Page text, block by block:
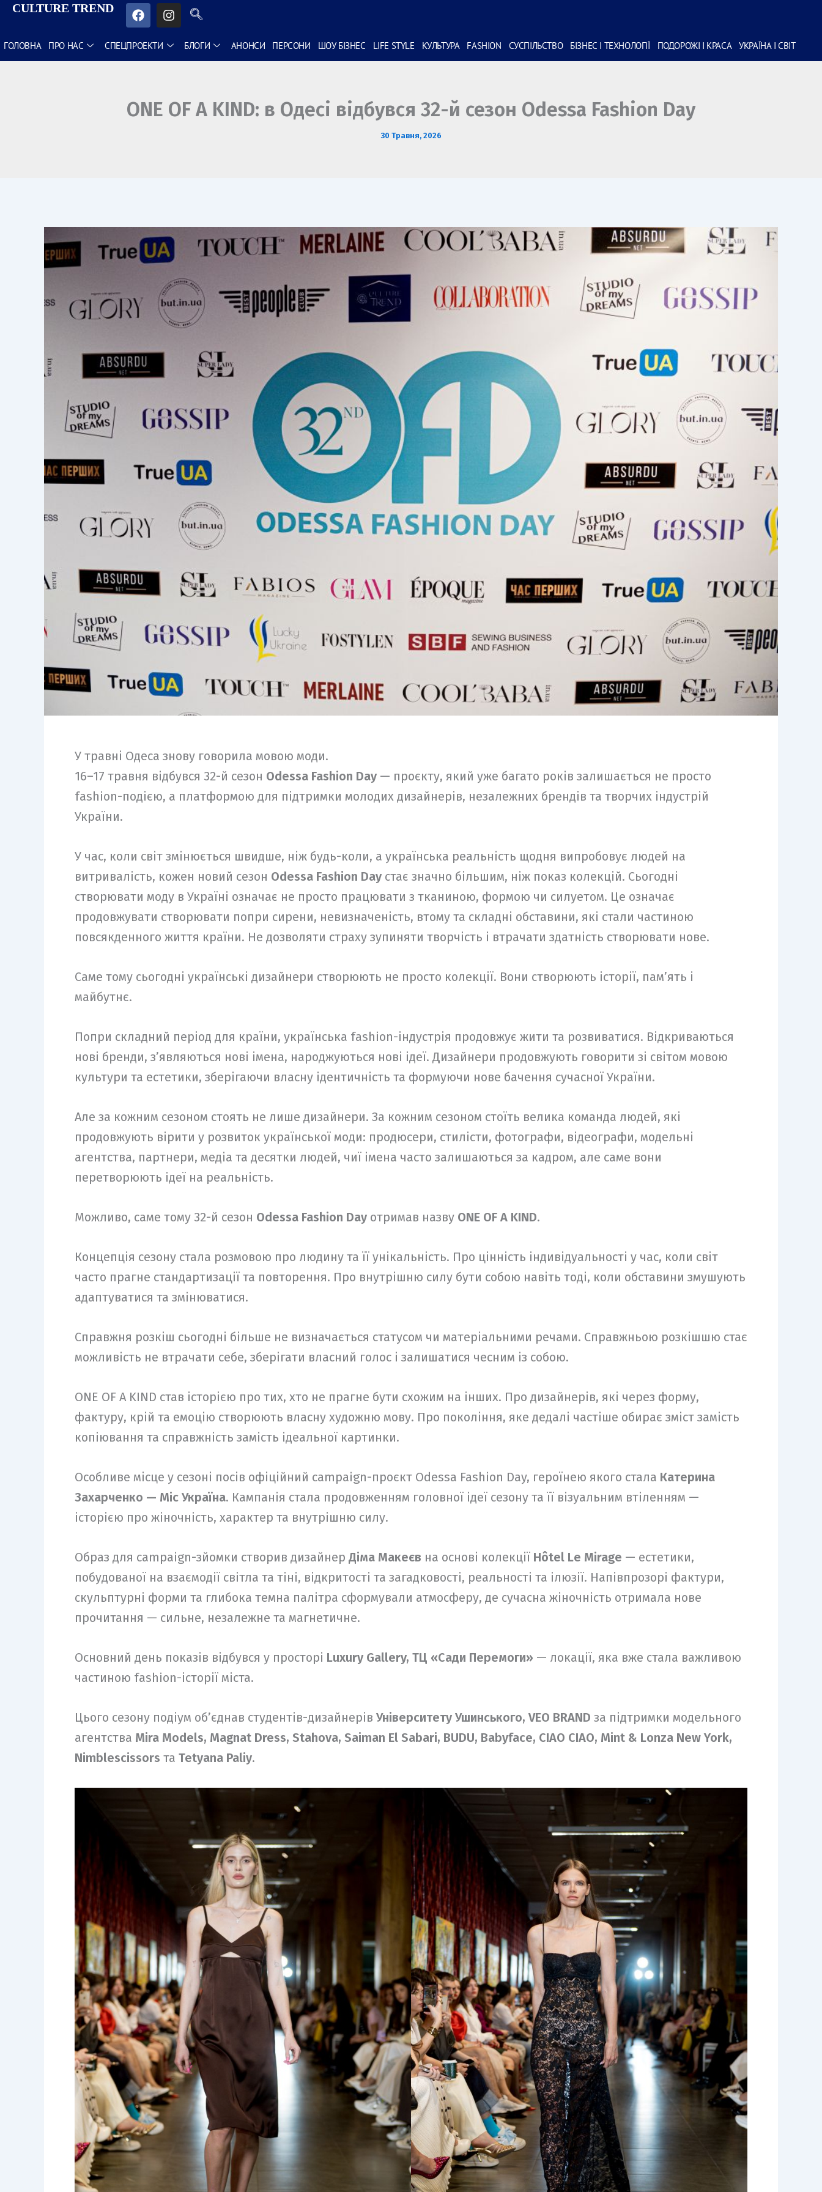
Перейти
вмісту
CULTURE TREND
F
a
e
b
I
n
t
a
m
ГОЛОВНА ПРО НАС СПЕЦПРОЕКТИ БЛОГИ АНОНСИ ПЕРСОНИ ШОУ БІЗНЕС LIFE STYLE КУЛЬТУРА FASHION СУСПІЛЬСТВО БІЗНЕС І ТЕХНОЛОГІЇ ПОДОРОЖІ І КРАСА УКРАЇНА І СВІТ
ONE OF A KIND: в Одесі відбувся 32-й сезон Odessa Fashion Day
30 Травня, 2026
У травні Одеса знову говорила мовою моди.
16–17 травня відбувся 32-й сезон Odessa Fashion Day — проєкту, який уже багато років залишається не просто
fashion-подією, а платформою для підтримки молодих дизайнерів, незалежних брендів та творчих індустрій
України.
У час, коли світ змінюється швидше, ніж будь-коли, а українська реальність щодня випробовує людей на
витривалість, кожен новий сезон Odessa Fashion Day стає значно більшим, ніж показ колекцій. Сьогодні
створювати моду в Україні означає не просто працювати з тканиною, формою чи силуетом. Це означає
продовжувати створювати попри сирени, невизначеність, втому та складні обставини, які стали частиною
повсякденного життя країни. Не дозволяти страху зупиняти творчість і втрачати здатність створювати нове.
Саме тому сьогодні українські дизайнери створюють не просто колекції. Вони створюють історії, пам’ять і
майбутнє.
Попри складний період для країни, українська fashion-індустрія продовжує жити та розвиватися. Відкриваються
нові бренди, з’являються нові імена, народжуються нові ідеї. Дизайнери продовжують говорити зі світом мовою
культури та естетики, зберігаючи власну ідентичність та формуючи нове бачення сучасної України.
Але за кожним сезоном стоять не лише дизайнери. За кожним сезоном стоїть велика команда людей, які
продовжують вірити у розвиток української моди: продюсери, стилісти, фотографи, відеографи, модельні
агентства, партнери, медіа та десятки людей, чиї імена часто залишаються за кадром, але саме вони
перетворюють ідеї на реальність.
Можливо, саме тому 32-й сезон Odessa Fashion Day отримав назву ONE OF A KIND.
Концепція сезону стала розмовою про людину та її унікальність. Про цінність індивідуальності у час, коли світ
часто прагне стандартизації та повторення. Про внутрішню силу бути собою навіть тоді, коли обставини змушують
адаптуватися та змінюватися.
Справжня розкіш сьогодні більше не визначається статусом чи матеріальними речами. Справжньою розкішшю стає
можливість не втрачати себе, зберігати власний голос і залишатися чесним із собою.
ONE OF A KIND став історією про тих, хто не прагне бути схожим на інших. Про дизайнерів, які через форму,
фактуру, крій та емоцію створюють власну художню мову. Про покоління, яке дедалі частіше обирає зміст замість
копіювання та справжність замість ідеальної картинки.
Особливе місце у сезоні посів офіційний campaign-проєкт Odessa Fashion Day, героїнею якого стала Катерина
Захарченко — Міс Україна. Кампанія стала продовженням головної ідеї сезону та її візуальним втіленням —
історією про жіночність, характер та внутрішню силу.
Образ для campaign-зйомки створив дизайнер Діма Макеєв на основі колекції Hôtel Le Mirage — естетики,
побудованої на взаємодії світла та тіні, відкритості та загадковості, реальності та ілюзії. Напівпрозорі фактури,
скульптурні форми та глибока темна палітра сформували атмосферу, де сучасна жіночність отримала нове
прочитання — сильне, незалежне та магнетичне.
Основний день показів відбувся у просторі Luxury Gallery, ТЦ «Сади Перемоги» — локації, яка вже стала важливою
частиною fashion-історії міста.
Цього сезону подіум об’єднав студентів-дизайнерів Університету Ушинського, VEO BRAND за підтримки модельного
агентства Mira Models, Magnat Dress, Stahova, Saiman El Sabari, BUDU, Babyface, CIAO CIAO, Mint & Lonza New York,
Nimblescissors та Tetyana Paliy.